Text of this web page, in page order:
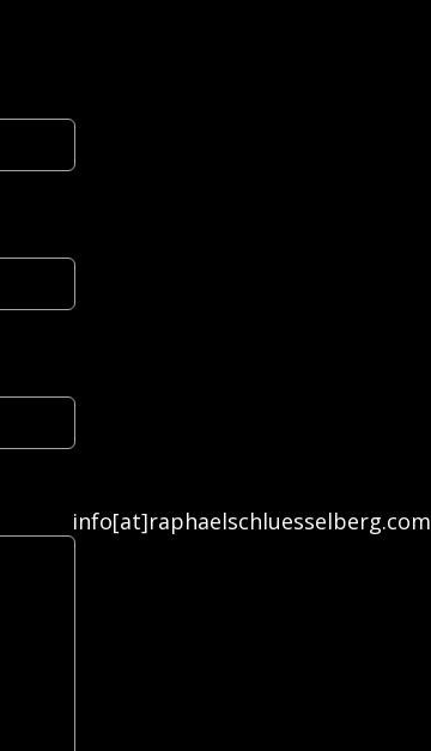
info[at]raphaelschluesselberg.com